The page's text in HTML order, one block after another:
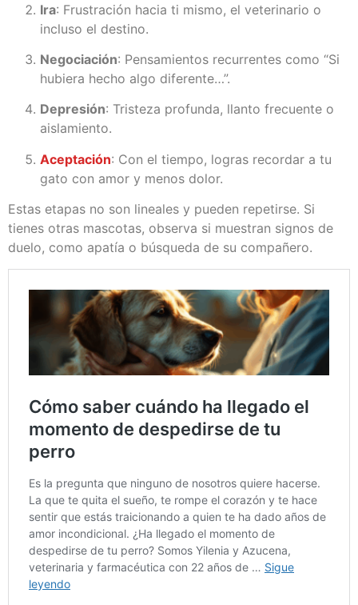
Ira: Frustración hacia ti mismo, el veterinario o
incluso el destino.
Negociación: Pensamientos recurrentes como “Si
hubiera hecho algo diferente…”.
Depresión: Tristeza profunda, llanto frecuente o
aislamiento.
Aceptación: Con el tiempo, logras recordar a tu
gato con amor y menos dolor.
Estas etapas no son lineales y pueden repetirse. Si
tienes otras mascotas, observa si muestran signos de
duelo, como apatía o búsqueda de su compañero.